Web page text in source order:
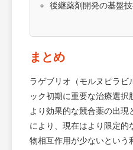
後継薬剤開発の基盤
まとめ
ラゲブリオ（モルヌピラビ
ック初期に重要な治療選択
より効果的な競合薬の出
により、現在はより限定的
物相互作用が少ないという